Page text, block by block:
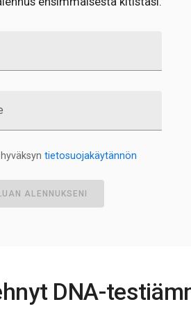
tietosuojakäytännön
ALENNUKSENI
DNA-